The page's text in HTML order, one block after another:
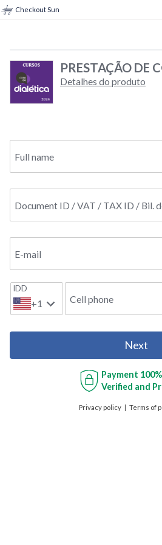
Checkout Sun
PRESTAÇÃO DE
Detalhes do produto
Full name
Document ID / VAT / TAX ID / Bil.
E-mail
IDD
+1 Cell phone
Next
Payment
Verified and
Privacy policy Terms of